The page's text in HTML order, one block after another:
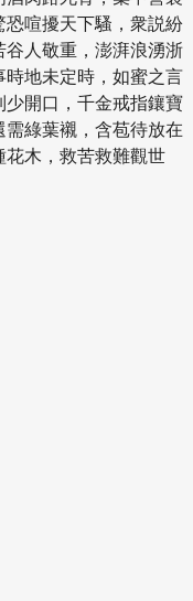
喧擾天下騷，衆説紛
人敬重，澎湃浪湧浙
地未定時，如蜜之言
開口，千金戒指鑲寶
綠葉襯，含苞待放在
木，救苦救難觀世